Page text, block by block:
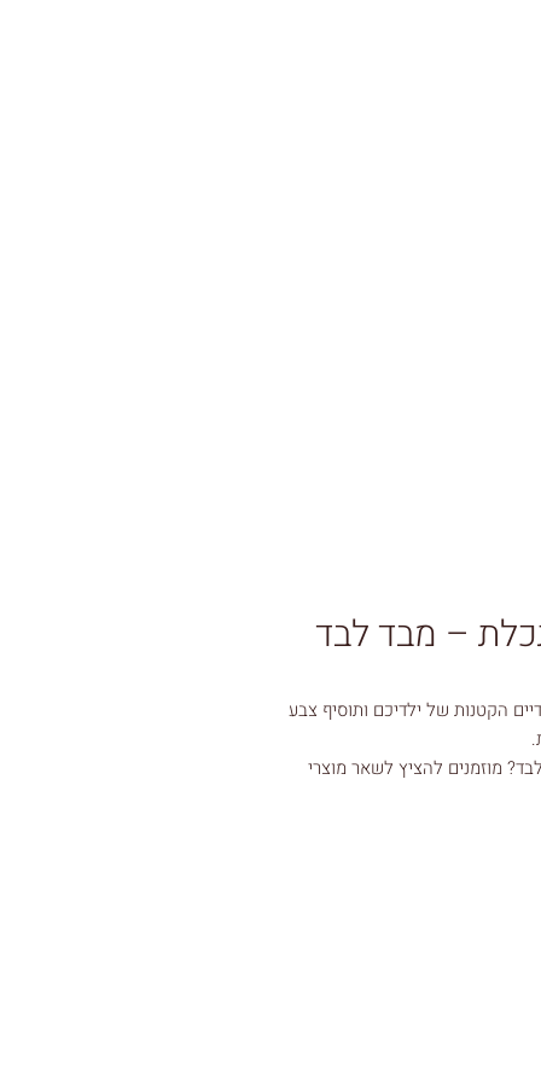
– מבד לבד
הקטנות של ילדיכם ותוסיף צבע
מוזמנים להציץ לשאר מוצרי